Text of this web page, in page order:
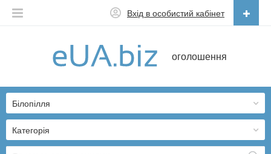
оголошення
Вхід в особистий кабінет
Українська
Категорія
Білопілля